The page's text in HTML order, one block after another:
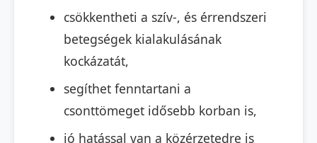
csökkentheti a szív-, és érrendszeri
betegségek kialakulásának
kockázatát,
segíthet fenntartani a
csonttömeget idősebb korban is,
jó hatással van a közérzetedre is